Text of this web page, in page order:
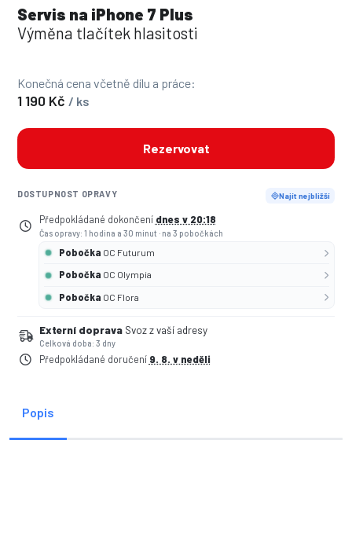
Servis na iPhone 7 Plus
Výměna tlačítek hlasitosti
Konečná cena včetně dílu a práce:
1 190 Kč / ks
Rezervovat
DOSTUPNOST OPRAVY Najít nejbližší
Předpokládané dokončení dnes v 20:18
Čas opravy: 1 hodina a 30 minut · na 3 pobočkách
Pobočka OC Futurum
Pobočka OC Olympia
Pobočka OC Flora
Externí doprava Svoz z vaší adresy
Celková doba: 3 dny
Předpokládané doručení 9. 8. v neděli
Popis